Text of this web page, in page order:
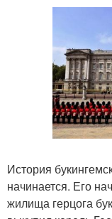
История
начинается. Его
жилища герцога